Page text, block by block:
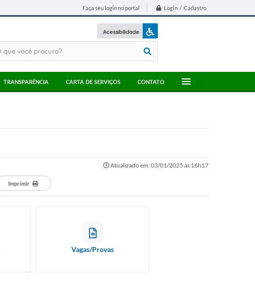
Faça seu login no portal Login / Cadastro
Acessibilidade A+
TRANSPARÊNCIA CARTA DE SERVIÇOS CONTATO
Atualizado em: 03/01/2025 às 16h17
Imprimir
Vagas/Provas